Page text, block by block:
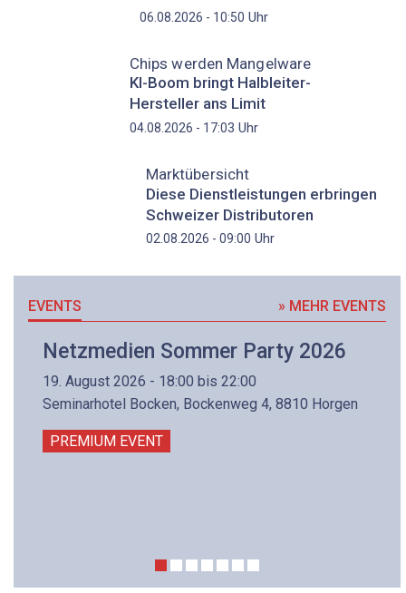
06.08.2026 - 10:50 Uhr
Chips werden Mangelware
KI-Boom bringt Halbleiter-
Hersteller ans Limit
04.08.2026 - 17:03 Uhr
Marktübersicht
Diese Dienstleistungen erbringen
Schweizer Distributoren
02.08.2026 - 09:00 Uhr
EVENTS » MEHR EVENTS
Netzmedien Sommer Party 2026
19. August 2026 - 18:00 bis 22:00
Seminarhotel Bocken, Bockenweg 4, 8810 Horgen
PREMIUM EVENT